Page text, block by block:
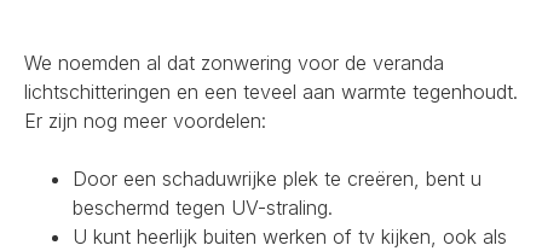
We noemden al dat zonwering voor de veranda
lichtschitteringen en een teveel aan warmte tegenhoudt.
Er zijn nog meer voordelen:
Door een schaduwrijke plek te creëren, bent u
beschermd tegen UV-straling.
U kunt heerlijk buiten werken of tv kijken, ook als